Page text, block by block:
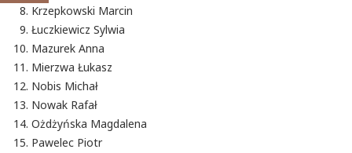
Krzepkowski Marcin
Łuczkiewicz Sylwia
Mazurek Anna
Mierzwa Łukasz
Nobis Michał
Nowak Rafał
Ożdżyńska Magdalena
Pawelec Piotr